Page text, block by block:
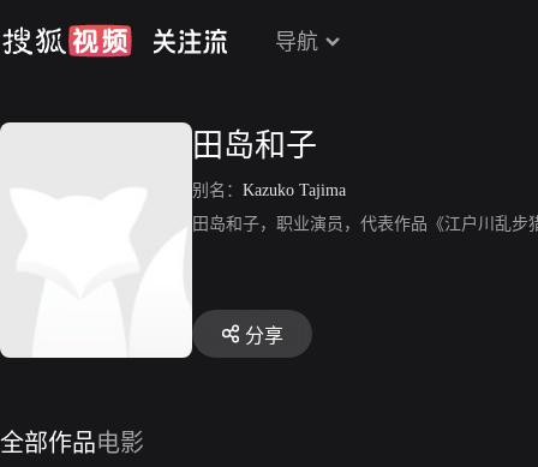
导航
田岛和子
别名： Kazuko Tajima
田岛和子，职业演员，代表作品《江户川乱步
分享
全部作品电影